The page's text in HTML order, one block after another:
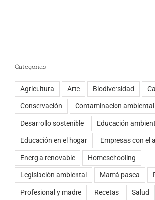
Categorías
Agricultura Arte Biodiversidad
Conservación Contaminación ambiental
Desarrollo sostenible Educación
Educación en el hogar Empresas con el
Energía renovable Homeschooling
Legislación ambiental Mamá pasea
Profesional y madre Recetas Salud